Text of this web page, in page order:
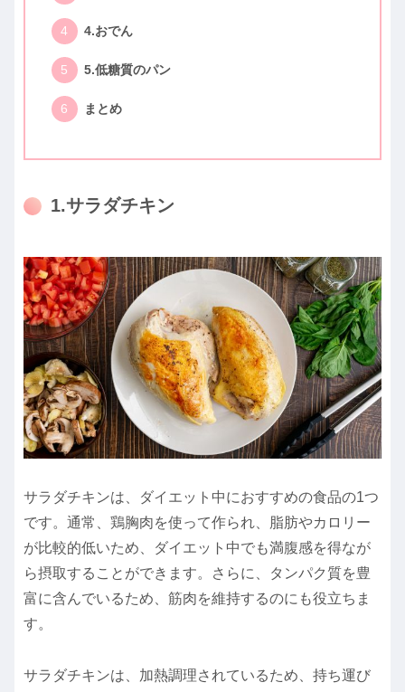
4.おでん
5.低糖質のパン
まとめ
1.サラダチキン
サラダチキンは、ダイエット中におすすめの食品の1つ
です。通常、鶏胸肉を使って作られ、脂肪やカロリー
が比較的低いため、ダイエット中でも満腹感を得なが
ら摂取することができます。さらに、タンパク質を豊
富に含んでいるため、筋肉を維持するのにも役立ちま
す。
サラダチキンは、加熱調理されているため、持ち運び